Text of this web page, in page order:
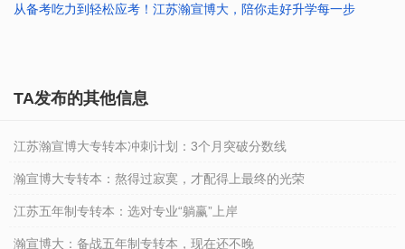
行
从备考吃力到轻松应考！江苏瀚宣博大，陪你走好升学每一步
TA发布的其他信息
江苏瀚宣博大专转本冲刺计划：3个月突破分数线
瀚宣博大专转本：熬得过寂寞，才配得上最终的光荣
江苏五年制专转本：选对专业“躺赢”上岸
瀚宣博大：备战五年制专转本，现在还不晚